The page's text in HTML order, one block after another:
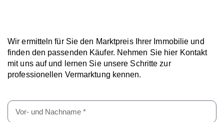
Wir ermitteln für Sie den Marktpreis Ihrer Immobilie und
finden den passenden Käufer. Nehmen Sie hier Kontakt
mit uns auf und lernen Sie unsere Schritte zur
professionellen Vermarktung kennen.